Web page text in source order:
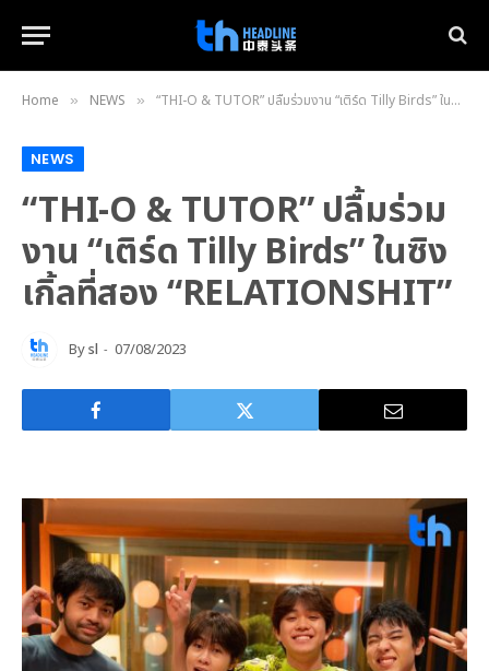
Home » NEWS » “THI-O & TUTOR” ปลื้มร่วมงาน “เติร์ด Tilly Birds” ในซิงเกิ้ลที่สอง “RELATIONSHIT”
NEWS
“THI-O & TUTOR” ปลื้มร่วม
งาน “เติร์ด Tilly Birds” ในซิง
เกิ้ลที่สอง “RELATIONSHIT”
Bysl 07/08/2023